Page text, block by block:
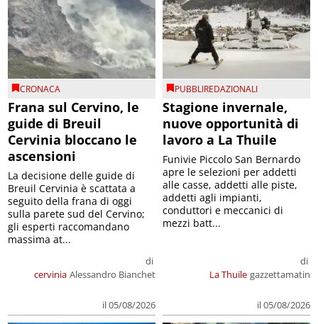
CRONACA
Frana sul Cervino, le
guide di Breuil
Cervinia bloccano le
ascensioni
cervinia
di
Alessandro Bianchet
il 05/08/2026
La decisione delle guide di
Breuil Cervinia è scattata a
seguito della frana di oggi
sulla parete sud del Cervino;
gli esperti raccomandano
massima at...
PUBBLIREDAZIONALI
Stagione invernale,
nuove opportunità di
lavoro a La Thuile
La Thuile
di
gazzettamatin
il 05/08/2026
Funivie Piccolo San Bernardo
apre le selezioni per addetti
alle casse, addetti alle piste,
addetti agli impianti,
conduttori e meccanici di
mezzi batt...